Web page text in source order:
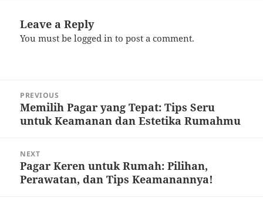
Leave a Reply
You must belogged in to post a comment.
navigation
PREVIOUS
Previous
post:
Memilih Pagar yang Tepat: Tips Seru
untuk Keamanan dan Estetika Rumahmu
NEXT
Next
post:
Pagar Keren untuk Rumah: Pilihan,
Perawatan, dan Tips Keamanannya!